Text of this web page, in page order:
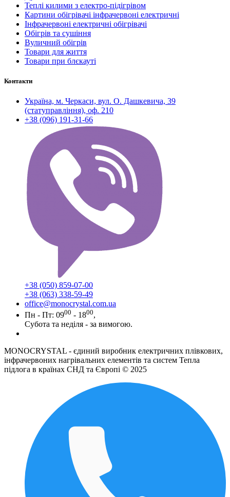
Теплі килими з електро-підігрівом
Картини обігрівачі інфрачервоні електричні
Інфрачервоні електричні обігрівачі
Обігрів та сушіння
Вуличний обігрів
Товари для життя
Товари при блєкауті
Контакти
Україна, м. Черкаси, вул. О. Дашкевича, 39
(статуправління), оф. 210
+38 (096) 191-31-66
+38 (050) 859-07-00
+38 (063) 338-59-49
office@monocrystal.com.ua
Пн - Пт: 0900 - 1800,
Субота та неділя - за вимогою.
MONOCRYSTAL - єдиний виробник електричних плівкових,
інфрачервоних нагрівальних елементів та систем Тепла
підлога в країнах СНД та Європі © 2025